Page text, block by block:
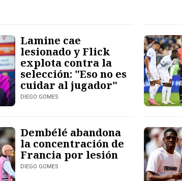
Lamine cae
lesionado y Flick
explota contra la
selección: "Eso no es
cuidar al jugador"
DIEGO GOMES
Dembélé abandona
la concentración de
Francia por lesión
DIEGO GOMES